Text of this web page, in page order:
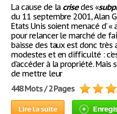
La cause de la crisedes «
du 11 septembre 2001, Alan
Etats Unis soient menacé d’
pour relancer le marché de
baisse des taux est donc
modestes et en difficulté :
d’accéder à la propriété.
de mettre leur
448 Mots / 2 Pages
Lire la suite